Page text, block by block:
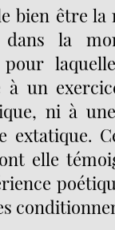
bien être la
la
à un
ni à
extatique.
elle